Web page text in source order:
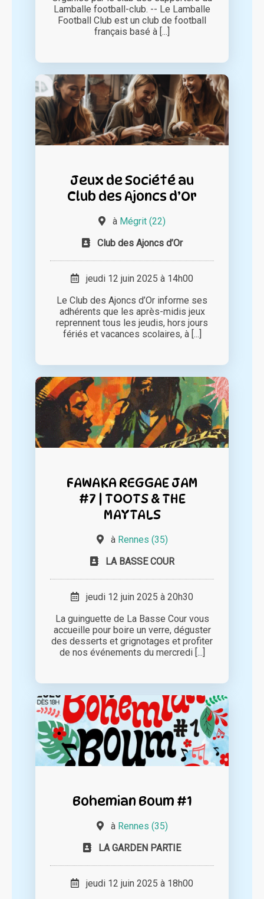
Lamballe football-club. -- Le Lamballe
Football Club est un club de football
français basé à [...]
Jeux de Société au
Club des Ajoncs d’Or
à Mégrit (22)
Club des Ajoncs d’Or
jeudi 12 juin 2025 à 14h00
Le Club des Ajoncs d’Or informe ses
adhérents que les après-midis jeux
reprennent tous les jeudis, hors jours
fériés et vacances scolaires, à [...]
FAWAKA REGGAE JAM
#7 | TOOTS & THE
MAYTALS
à Rennes (35)
LA BASSE COUR
jeudi 12 juin 2025 à 20h30
La guinguette de La Basse Cour vous
accueille pour boire un verre, déguster
des desserts et grignotages et profiter
de nos événements du mercredi [...]
Bohemian Boum #1
à Rennes (35)
LA GARDEN PARTIE
jeudi 12 juin 2025 à 18h00